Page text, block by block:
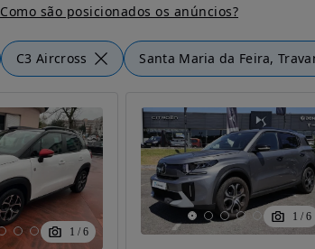
Como são posicionados os anúncios?
C3 Aircross Santa Maria da Feira,
1 / 6
1 / 6